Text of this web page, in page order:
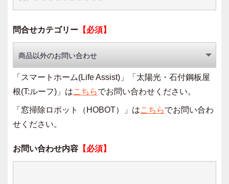
問合せカテゴリー 【必須】
「スマートホーム(Life Assist)」「太陽光・石付鋼板屋
根(T:ルーフ)」はこちらでお問い合わせください。
「窓掃除ロボット（HOBOT）」はこちらでお問い合わ
せください。
お問い合わせ内容 【必須】